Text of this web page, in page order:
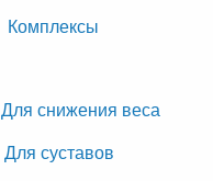
Комплексы
Для снижения веса
Для суставов